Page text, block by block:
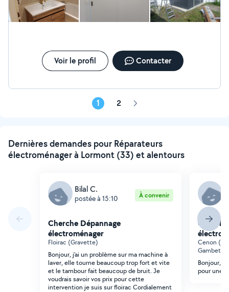
Voir le profil Contacter
1 2 Page
Dernières demandes pour Réparateurs
électroménager à Lormont (33) et alentours
Bilal C.
postée à 15:10 À convenir
Cherche Dépannage
électroménager
Floirac (Gravette)
Bonjour, j'ai un problème sur ma machine à
laver, elle tourne beaucoup trop fort et vite
et le tambour fait beaucoup de bruit. Je
voudrais savoir vos prix pour cette
intervention je suis sur floirac Cordialement
Cenon
Gambetta)
Bonjour,
pour une